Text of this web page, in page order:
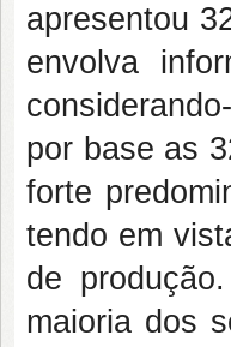
apresentou
envolva
por base as
forte
tendo em
de
maioria dos